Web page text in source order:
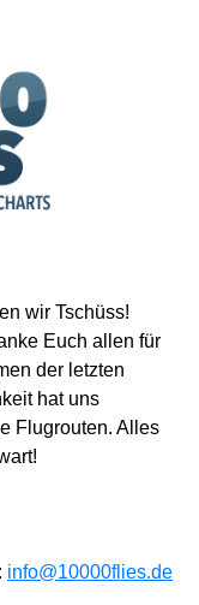
wir Tschüss!
Euch allen für
der letzten
hat uns
Flugrouten. Alles
info@10000flies.de